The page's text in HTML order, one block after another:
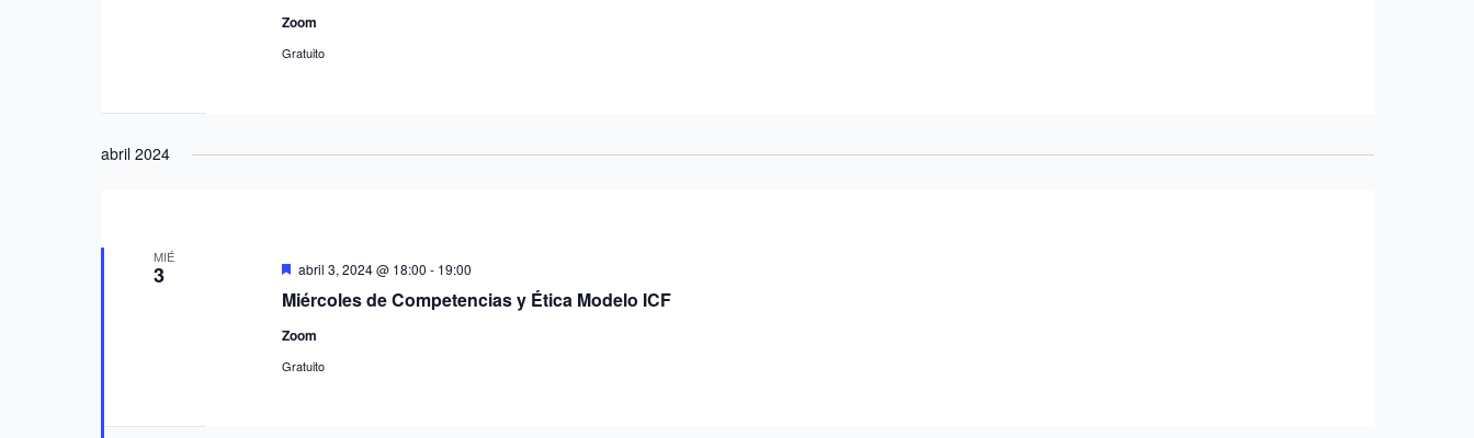
Zoom
Gratuito
abril 2024
MIÉ
3
Miércoles de Competencias y Ética Modelo ICF
Destacado
abril 3, 2024 @ 18:00 - 19:00
Zoom
Gratuito